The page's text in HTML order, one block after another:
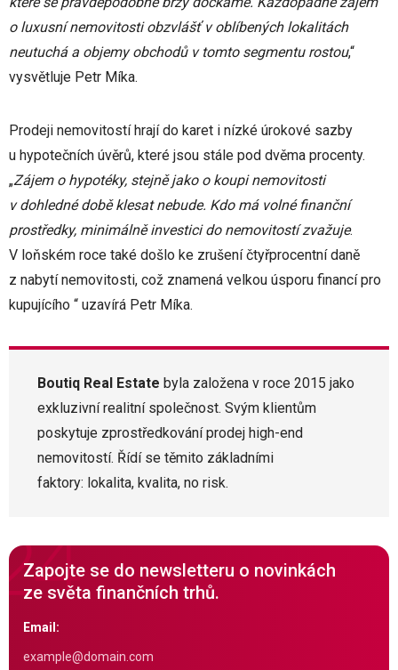
o luxusní nemovitosti obzvlášť v oblíbených lokalitách
neutuchá a objemy obchodů v tomto segmentu rostou,“
vysvětluje Petr Míka.
Prodeji nemovitostí hrají do karet i nízké úrokové sazby
u hypotečních úvěrů, které jsou stále pod dvěma procenty.
„Zájem o hypotéky, stejně jako o koupi nemovitosti
v dohledné době klesat nebude. Kdo má volné finanční
prostředky, minimálně investici do nemovitostí zvažuje.
V loňském roce také došlo ke zrušení čtyřprocentní daně
z nabytí nemovitosti, což znamená velkou úsporu financí pro
kupujícího “ uzavírá Petr Míka.
Boutiq Real Estate byla založena v roce 2015 jako
exkluzivní realitní společnost. Svým klientům
poskytuje zprostředkování prodej high-end
nemovitostí. Řídí se těmito základními
faktory: lokalita, kvalita, no risk.
Zapojte se do newsletteru o novinkách
ze světa finančních trhů.
Email: